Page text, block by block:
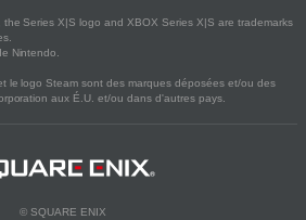
Series X|S logo and XBOX Series X|S are trademarks
Nintendo.
le logo Steam sont des marques déposées et/ou des
aux É.U. et/ou dans d'autres pays.
© SQUARE ENIX